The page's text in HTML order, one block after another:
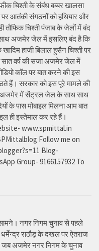
चिश्ती के संबंध बब्बर खालसा
आतंकी संगठनों को हथियार और
तौफिक चिश्ती पंजाब के जेलों में बंद
साथ अजमेर जेल में इसलिए बंद है कि
हाजी बिलाल हुसैन चिश्ती पर
सात वर्ष की सजा अजमेर जेल में
कॉल पर बात करने की इस
हैं। सरकार को इस पूरे मामले की
। अजमेर में सेंट्रल जेल के साथ साथ
के पास मोबाइल मिलना आम बात
ही इस्तेमाल कर रहे हैं।
www.spmittal.in
Follow me on
Blog-
Group- 9166157932 To
नगर निगम चुनाव से पहले
राठौड़ के दखल पर ऐतराज
जब अजमेर नगर निगम के चुनाव